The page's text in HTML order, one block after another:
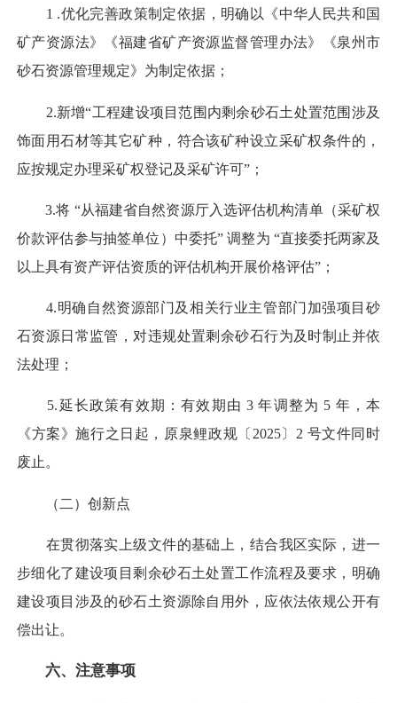
1 .优化完善政策制定依据，明确以《中华人民共和国
矿产资源法》《福建省矿产资源监督管理办法》《泉州市
砂石资源管理规定》为制定依据；
2.新增“工程建设项目范围内剩余砂石土处置范围涉及
饰面用石材等其它矿种，符合该矿种设立采矿权条件的，
应按规定办理采矿权登记及采矿许可”；
3.将 “从福建省自然资源厅入选评估机构清单（采矿权
价款评估参与抽签单位）中委托” 调整为 “直接委托两家及
以上具有资产评估资质的评估机构开展价格评估”；
4.明确自然资源部门及相关行业主管部门加强项目砂
石资源日常监管，对违规处置剩余砂石行为及时制止并依
法处理；
5.延长政策有效期：有效期由 3 年调整为 5 年，本
《方案》施行之日起，原泉鲤政规〔2025〕2 号文件同时
废止。
（二）创新点
在贯彻落实上级文件的基础上，结合我区实际，进一
步细化了建设项目剩余砂石土处置工作流程及要求，明确
建设项目涉及的砂石土资源除自用外，应依法依规公开有
偿出让。
六、注意事项